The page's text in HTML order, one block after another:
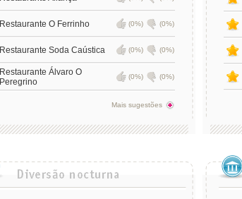
Restaurante O Ferrinho (0%) (0%)
Restaurante Soda Caústica (0%) (0%)
Restaurante Álvaro O
Peregrino
(0%) (0%)
Mais sugestões